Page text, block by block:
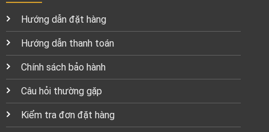
Hướng dẫn đặt hàng
Hướng dẫn thanh toán
Chính sách bảo hành
Câu hỏi thường gặp
Kiểm tra đơn đặt hàng